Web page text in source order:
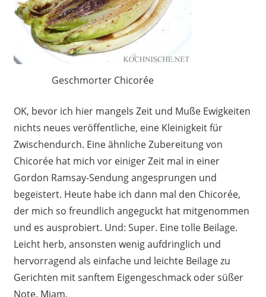
Geschmorter Chicorée
OK, bevor ich hier mangels Zeit und Muße Ewigkeiten
nichts neues veröffentliche, eine Kleinigkeit für
Zwischendurch. Eine ähnliche Zubereitung von
Chicorée hat mich vor einiger Zeit mal in einer
Gordon Ramsay-Sendung angesprungen und
begeistert. Heute habe ich dann mal den Chicorée,
der mich so freundlich angeguckt hat mitgenommen
und es ausprobiert. Und: Super. Eine tolle Beilage.
Leicht herb, ansonsten wenig aufdringlich und
hervorragend als einfache und leichte Beilage zu
Gerichten mit sanftem Eigengeschmack oder süßer
Note. Mjam.